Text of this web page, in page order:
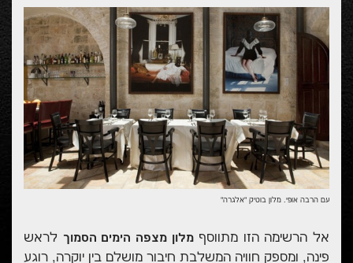
עם הרבה אופי. מלון בוטיק "אלגרה"
אל הרשימה הזו מתווסףמלון מצפה הימים הסמוך לראש
פינה, ומספק חוויה המשלבת חיבור מושלם בין יוקרה, רוגע